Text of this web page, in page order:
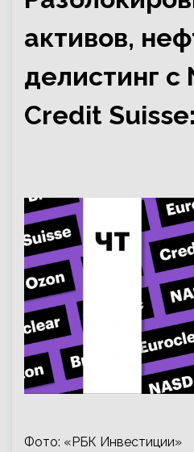
активов,
делистинг с
Credit
Фото: «РБК Инвестиции»